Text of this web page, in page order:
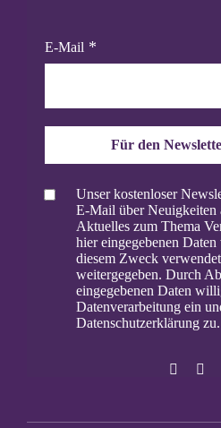
E-Mail
Für den
Unser kostenloser
E-Mail über Neuigkeiten
Aktuelles zum Thema
hier eingegebenen
diesem Zweck
weitergegeben. Durch
eingegebenen Daten
Datenverarbeitung ein
Datenschutzerklärung zu.